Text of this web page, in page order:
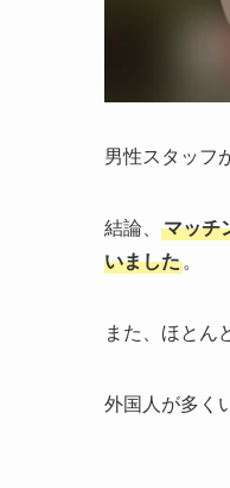
男性スタッフ
結論、
マッチ
いました 。
また、ほとん
外国人が多く